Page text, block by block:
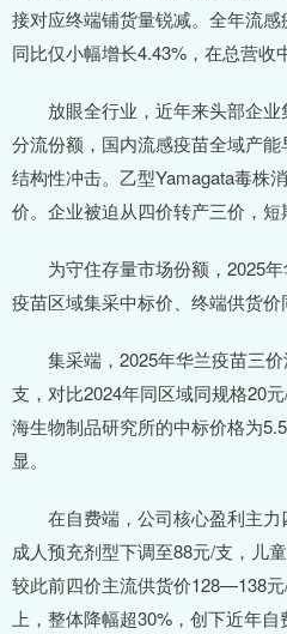
接对应终端铺货量锐减。全年流感
同比仅小幅增长4.43%，在总营收
放眼全行业，近年来头部企业
分流份额，国内流感疫苗全域产
结构性冲击。乙型Yamagata毒株
价。企业被迫从四价转产三价，短
为守住存量市场份额，2025年
疫苗区域集采中标价、终端供货价
集采端，2025年华兰疫苗三价
支，对比2024年同区域同规格20
海生物制品研究所的中标价格为
显。
在自费端，公司核心盈利主力
成人预充剂型下调至88元/支，儿
较此前四价主流供货价128—138
上，整体降幅超30%，创下近年自